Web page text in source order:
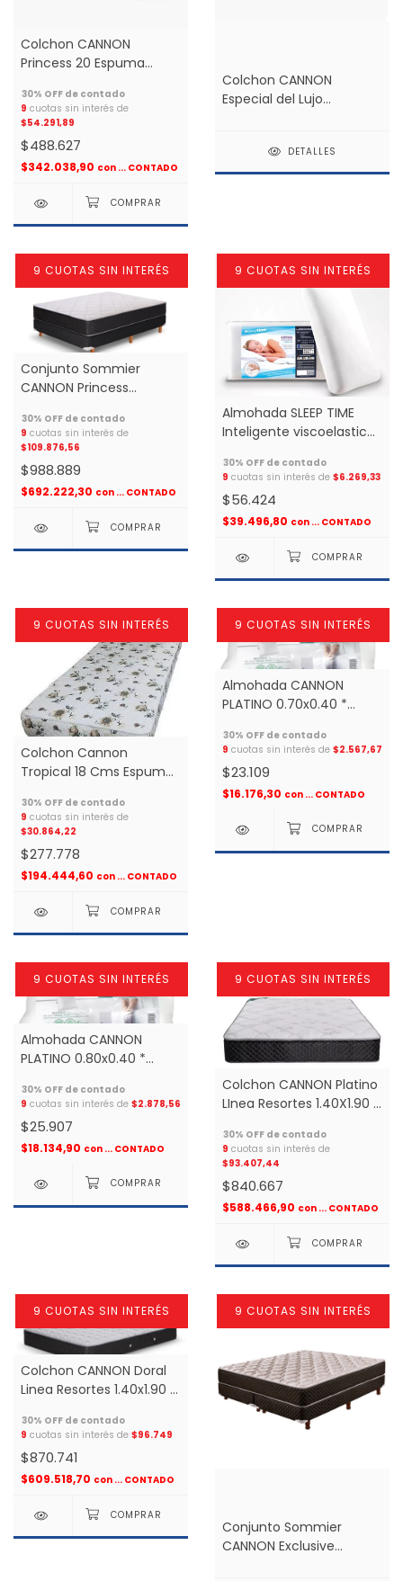
Colchon CANNON
Princess 20 Espuma
9 cuotas sin interés de
$54.291,89
$488.627
$342.038,90 con ... CONTADO
Colchon CANNON
Especial del Lujo
DETALLES
9 CUOTAS SIN INTERÉS
Conjunto Sommier
CANNON Princess
plazas *
9 cuotas sin interés de
$109.876,56
$988.889
$692.222,30 con ... CONTADO
9 CUOTAS SIN INTERÉS
Almohada SLEEP TIME
Inteligente viscoelastica
9 cuotas sin interés de $6.269,33
$56.424
$39.496,80 con ... CONTADO
9 CUOTAS SIN INTERÉS
Colchon Cannon
Tropical 18 Cms Espuma
9 cuotas sin interés de
$30.864,22
$277.778
$194.444,60 con ... CONTADO
9 CUOTAS SIN INTERÉS
Almohada CANNON
PLATINO 0.70x0.40 *
9 cuotas sin interés de $2.567,67
$23.109
$16.176,30 con ... CONTADO
9 CUOTAS SIN INTERÉS
Almohada CANNON
PLATINO 0.80x0.40 *
9 cuotas sin interés de $2.878,56
$25.907
$18.134,90 con ... CONTADO
9 CUOTAS SIN INTERÉS
Colchon CANNON Platino
LInea Resortes 1.40X1.90 2
9 cuotas sin interés de
$93.407,44
$840.667
$588.466,90 con ... CONTADO
9 CUOTAS SIN INTERÉS
Colchon CANNON Doral
Linea Resortes 1.40x1.90 2
9 cuotas sin interés de $96.749
$870.741
$609.518,70 con ... CONTADO
9 CUOTAS SIN INTERÉS
Conjunto Sommier
CANNON Exclusive